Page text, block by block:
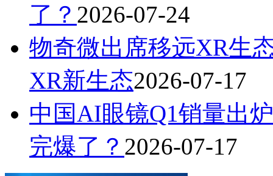
了？ 2026-07-24
物奇微出席移远XR生
XR新生态2026-07-17
中国AI眼镜Q1销量出
完爆了？ 2026-07-17